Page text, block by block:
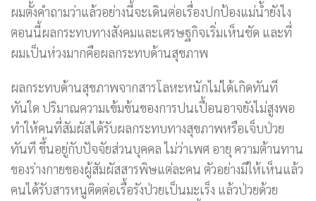
ผมตั้งคำถามว่าแล้วอย่างนี้จะเดินต่อเรื่องปกป้องแม่น้ำยังไง
ตอนนี้ผลกระทบทางสังคมและเศรษฐกิจเริ่มเห็นชัด และที่
ผมเป็นห่วงมากคือผลกระทบด้านสุขภาพ
ผลกระทบด้านสุขภาพจากสารโลหะหนักไม่ได้เกิดทันที
ทันใด ปริมาณความเข้มข้นของการปนเปื้อนอาจยังไม่สูงพอ
ทำให้คนที่สัมผัสได้รับผลกระทบทางสุขภาพหรือเจ็บป่วย
ทันที ขึ้นอยู่กับปัจจัยส่วนบุคคล ไม่ว่าเพศ อายุ ความต้านทาน
ของร่างกายของผู้สัมผัสสารพิษแต่ละคน ตัวอย่างมีให้เห็นแล้ว
คนได้รับสารหนูติดต่อเรื้อรังป่วยเป็นมะเร็ง แล้วป่วยด้วย